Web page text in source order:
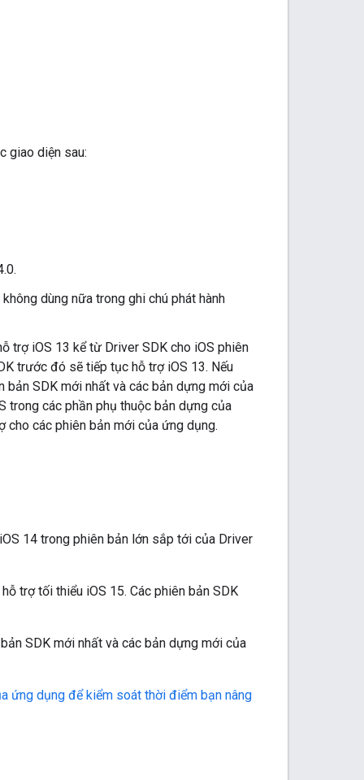
giao diện sau:
dùng nữa trong ghi chú phát hành
trợ iOS 13 kể từ Driver SDK cho iOS phiên
trước đó sẽ tiếp tục hỗ trợ iOS 13. Nếu
bản SDK mới nhất và các bản dựng mới của
trong các phần phụ thuộc bản dựng của
các phiên bản mới của ứng dụng.
14 trong phiên bản lớn sắp tới của Driver
trợ tối thiểu iOS 15. Các phiên bản SDK
SDK mới nhất và các bản dựng mới của
ứng dụng để kiểm soát thời điểm bạn nâng